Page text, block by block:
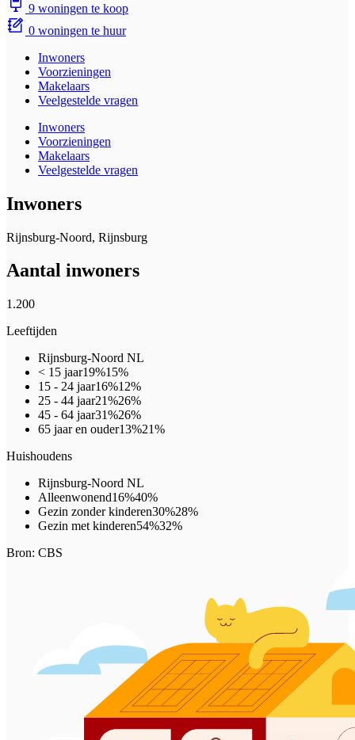
9 woningen te koop
0 woningen te huur
Inwoners
Voorzieningen
Makelaars
Veelgestelde vragen
Inwoners
Voorzieningen
Makelaars
Veelgestelde vragen
Inwoners
Rijnsburg-Noord, Rijnsburg
Aantal inwoners
1.200
Leeftijden
Rijnsburg-Noord NL
< 15 jaar19%15%
15 - 24 jaar16%12%
25 - 44 jaar21%26%
45 - 64 jaar31%26%
65 jaar en ouder13%21%
Huishoudens
Rijnsburg-Noord NL
Alleenwonend16%40%
Gezin zonder kinderen30%28%
Gezin met kinderen54%32%
Bron: CBS